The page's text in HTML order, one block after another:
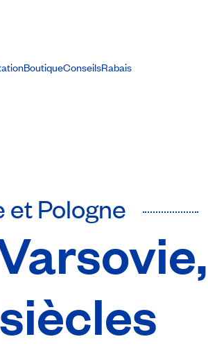
BoutiqueConseilsRabais
et Pologne